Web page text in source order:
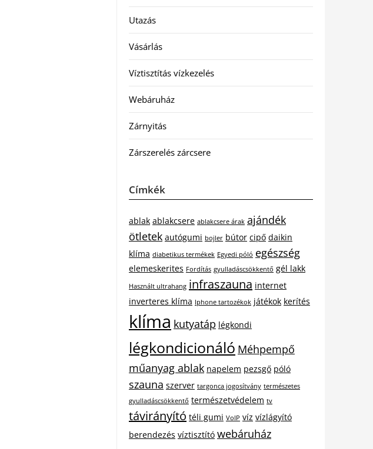
Utazás
Vásárlás
Víztisztítás vízkezelés
Webáruház
Zárnyitás
Zárszerelés zárcsere
Címkék
ablak ablakcsere ablakcsere árak ajándék
ötletek autógumi bojler bútor cipő daikin
klíma diabetikus termékek Egyedi póló egészség
elemeskerites Fordítás gyulladáscsökkentő gél lakk
Használt ultrahang infraszauna internet
inverteres klíma Iphone tartozékok játékok kerítés
klíma kutyatáp légkondi
légkondicionáló Méhpempő
műanyag ablak napelem pezsgő póló
szauna szerver targonca jogosítvány természetes
gyulladáscsökkentő természetvédelem tv
távirányító téli gumi VoIP víz vízlágyító
berendezés víztisztító webáruház